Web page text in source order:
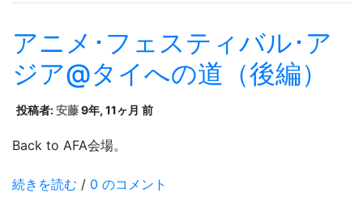
アニメ･フェスティバル･ア
ジア@タイへの道（後編）
投稿者:安藤9年, 11ヶ月 前
Back to AFA会場。
続きを読む / 0 のコメント